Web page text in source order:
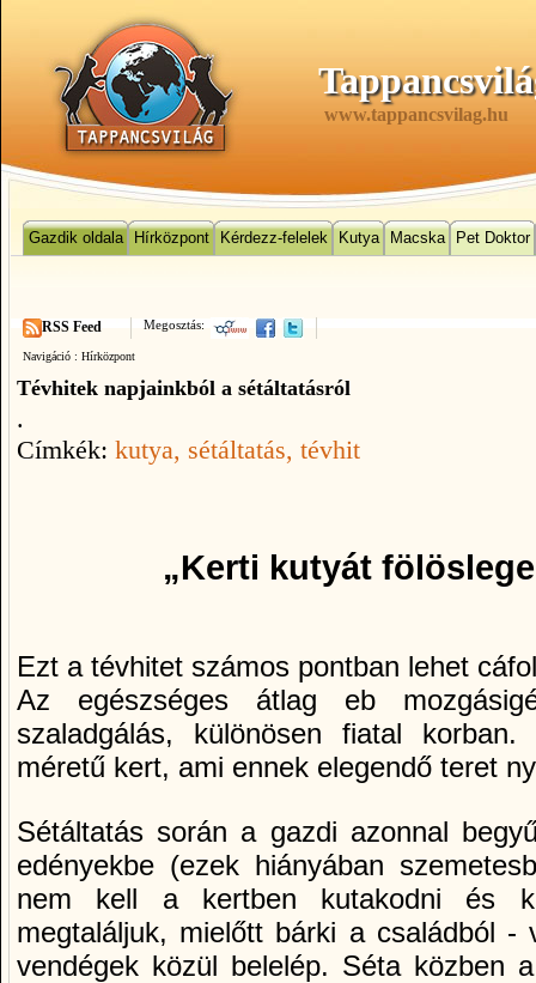
www.tappancsvilag.hu
Gazdik oldala Hírközpont Kérdezz-felelek Kutya Macska Pet Doktor
Megosztás:
RSS Feed
Navigáció : Hírközpont
Tévhitek napjainkból a sétáltatásról
.
Címkék: kutya, sétáltatás, tévhit
„Kerti kutyát
Ezt a tévhitet számos pontban lehet
Az egészséges átlag eb
szaladgálás, különösen fiatal
méretű kert, ami ennek elegendő teret
Sétáltatás során a gazdi azonnal
edényekbe (ezek hiányában
nem kell a kertben kutakodni és
megtaláljuk, mielőtt bárki a családból
vendégek közül belelép. Séta közben